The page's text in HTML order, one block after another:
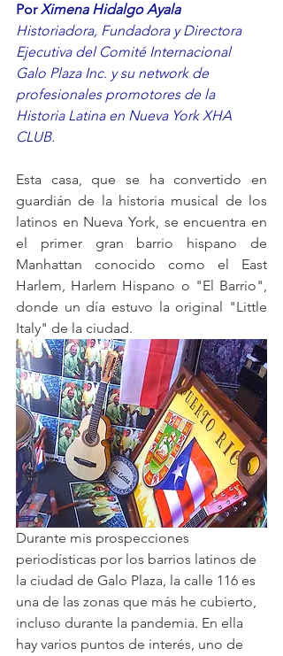
Por Ximena Hidalgo Ayala
Historiadora, Fundadora y Directora
Ejecutiva del Comité Internacional
Galo Plaza Inc. y su network de
profesionales promotores de la
Historia Latina en Nueva York XHA
CLUB.
Esta casa, que se ha convertido en
guardián de la historia musical de los
latinos en Nueva York, se encuentra en
el primer gran barrio hispano de
Manhattan conocido como el East
Harlem, Harlem Hispano o "El Barrio",
donde un día estuvo la original "Little
Italy" de la ciudad.
Durante mis prospecciones
periodísticas por los barrios latinos de
la ciudad de Galo Plaza, la calle 116 es
una de las zonas que más he cubierto,
incluso durante la pandemia. En ella
hay varios puntos de interés, uno de